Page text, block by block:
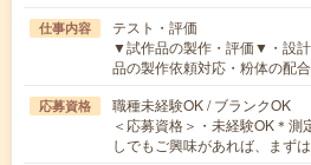
仕事内容
テスト・評価
▼試作品の製作・評価▼・設
品の製作依頼対応・粉体の配
応募資格
職種未経験OK / ブランクOK
＜応募資格＞・未経験OK＊
しでもご興味があれば、まず